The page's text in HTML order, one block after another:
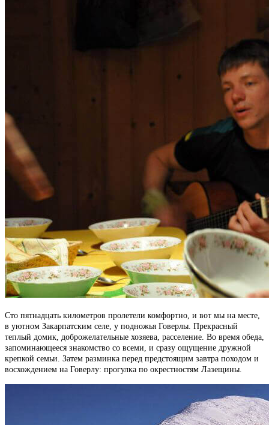
Сто пятнадцать километров пролетели комфортно, и вот мы на месте,
в уютном Закарпатским селе, у подножья Говерлы. Прекрасный
теплый домик, доброжелательные хозяева, расселение. Во время обеда,
запоминающееся знакомство со всеми, и сразу ощущение дружной
крепкой семьи. Затем разминка перед предстоящим завтра походом и
восхождением на Говерлу: прогулка по окрестностям Лазещины.